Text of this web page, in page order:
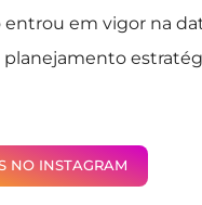
em vigor na
NO INSTAGRAM